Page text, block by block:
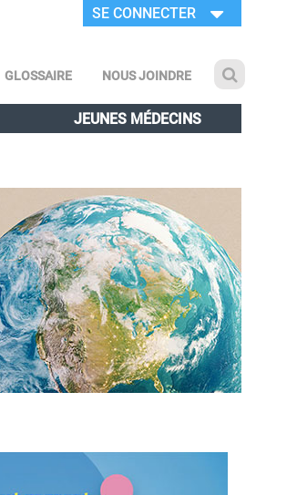
SE CONNECTER
GLOSSAIRE NOUS JOINDRE
JEUNES MÉDECINS